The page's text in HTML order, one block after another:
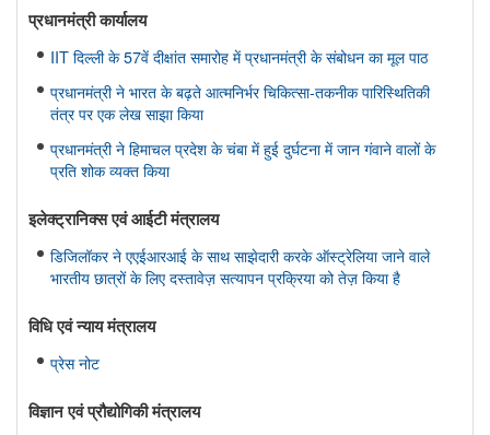
प्रधानमंत्री कार्यालय
IIT दिल्ली के 57वें दीक्षांत समारोह में प्रधानमंत्री के संबोधन का मूल पाठ
प्रधानमंत्री ने भारत के बढ़ते आत्मनिर्भर चिकित्सा-तकनीक पारिस्थितिकी
तंत्र पर एक लेख साझा किया
प्रधानमंत्री ने हिमाचल प्रदेश के चंबा में हुई दुर्घटना में जान गंवाने वालों के
प्रति शोक व्यक्त किया
इलेक्ट्रानिक्स एवं आईटी मंत्रालय
डिजिलॉकर ने एएईआरआई के साथ साझेदारी करके ऑस्ट्रेलिया जाने वाले
भारतीय छात्रों के लिए दस्तावेज़ सत्यापन प्रक्रिया को तेज़ किया है
विधि एवं न्‍याय मंत्रालय
प्रेस नोट
विज्ञान एवं प्रौद्योगिकी मंत्रालय